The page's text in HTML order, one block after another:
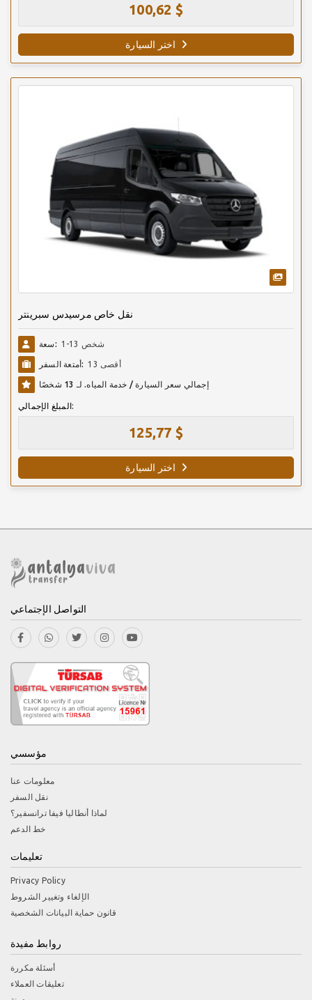
100,62 $
اختر السيارة
نقل خاص مرسيدس سبرينتر
سعة: 1-13 شخص
أمتعة السفر: أقصى 13
إجمالي سعر السيارة / خدمة المياه. لـ 13 شخصًا
المبلغ الإجمالي:
125,77 $
اختر السيارة
التواصل الإجتماعي
مؤسسي
معلومات عنا
نقل السفر
لماذا أنطاليا فيفا ترانسفير؟
خط الدعم
تعليمات
Privacy Policy
الإلغاء وتغيير الشروط
قانون حماية البيانات الشخصية
روابط مفيدة
أسئلة مكررة
تعليقات العملاء